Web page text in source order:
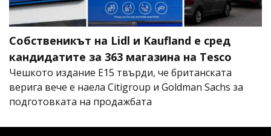
Собственикът на Lidl и Kaufland е сред
кандидатите за 363 магазина на Tesco
Чешкото издание E15 твърди, че британската
верига вече е наела Citigroup и Goldman Sachs за
подготовката на продажбата